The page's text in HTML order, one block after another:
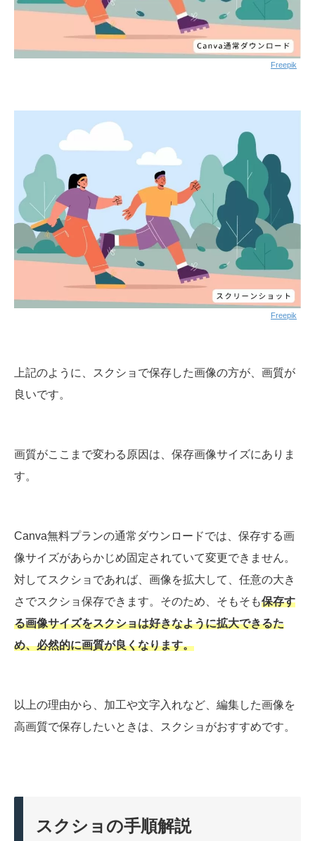
Freepik
Freepik
上記のように、スクショで保存した画像の方が、画質が
良いです。
画質がここまで変わる原因は、保存画像サイズにありま
す。
Canva無料プランの通常ダウンロードでは、保存する画
像サイズがあらかじめ固定されていて変更できません。
対してスクショであれば、画像を拡大して、任意の大き
さでスクショ保存できます。そのため、そもそも保存す
る画像サイズをスクショは好きなように拡大できるた
め、必然的に画質が良くなります。
以上の理由から、加工や文字入れなど、編集した画像を
高画質で保存したいときは、スクショがおすすめです。
スクショの手順解説